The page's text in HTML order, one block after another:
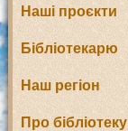
Наші проєкти
Бібліотекарю
Наш регіон
Про бібліотеку